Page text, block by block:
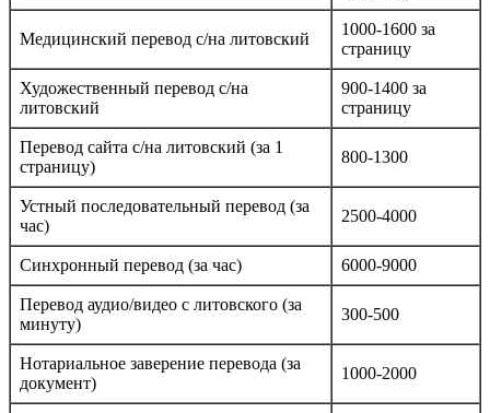
Медицинский перевод с/на литовский
1000-1600 за
страницу
Художественный перевод с/на
литовский
900-1400 за
страницу
Перевод сайта с/на литовский (за 1
страницу)
800-1300
Устный последовательный перевод (за
час)
2500-4000
Синхронный перевод (за час) 6000-9000
Перевод аудио/видео с литовского (за
минуту)
300-500
Нотариальное заверение перевода (за
документ)
1000-2000